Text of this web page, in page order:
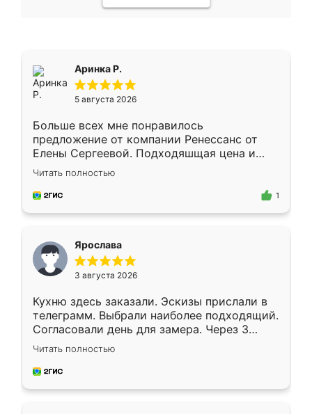
Аринка Р.
5 августа 2026
Больше всех мне понравилось
предложение от компании Ренессанс от
Елены Сергеевой. Подходяшщая цена и
короткие сроки изготовления. Приехавший
для замера сотрудник Владислав
предложил по моему эскизу самый
Читать полностью
1
Ярослава
3 августа 2026
Кухню здесь заказали. Эскизы прислали в
телеграмм. Выбрали наиболее подходящий.
Согласовали день для замера. Через 3
недели кухня была уже готова. Остались
довольны работой. Спасибо Ренессанс
мебель за качественную работу!
Читать полностью